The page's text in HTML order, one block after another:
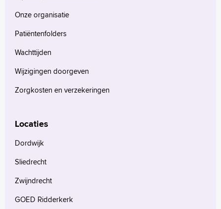
Onze organisatie
Patiëntenfolders
Wachttijden
Wijzigingen doorgeven
Zorgkosten en verzekeringen
Locaties
Dordwijk
Sliedrecht
Zwijndrecht
GOED Ridderkerk